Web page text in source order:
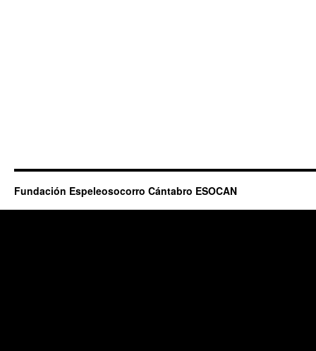
Fundación Espeleosocorro Cántabro ESOCAN